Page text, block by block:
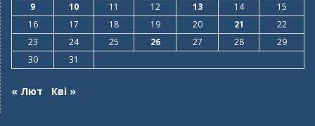
9
10 11 12 13 14
15
16
17 18 19 20 21
22
23
24 25 26 27 28
29
30
31
« Лют Кві »